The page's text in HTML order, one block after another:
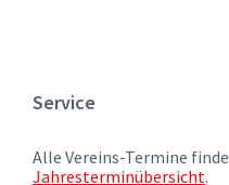
Service
Alle Vereins-Termine
Jahresterminübersicht.